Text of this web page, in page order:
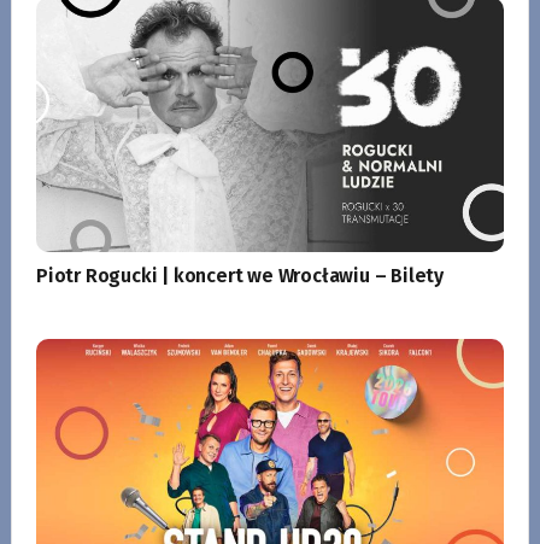
Piotr Rogucki | koncert we Wrocławiu – Bilety